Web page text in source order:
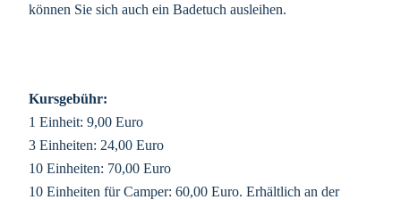
können Sie sich auch ein Badetuch ausleihen.
Kursgebühr:
1 Einheit: 9,00 Euro
3 Einheiten: 24,00 Euro
10 Einheiten: 70,00 Euro
10 Einheiten für Camper: 60,00 Euro. Erhältlich an der